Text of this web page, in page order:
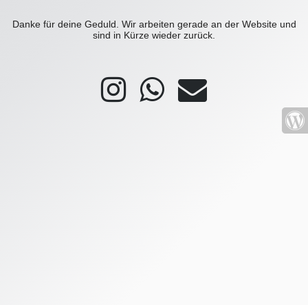
Danke für deine Geduld. Wir arbeiten gerade an der Website und
sind in Kürze wieder zurück.